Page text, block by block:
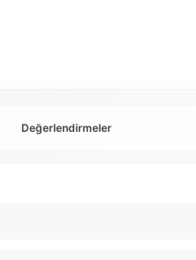
Değerlendirmeler